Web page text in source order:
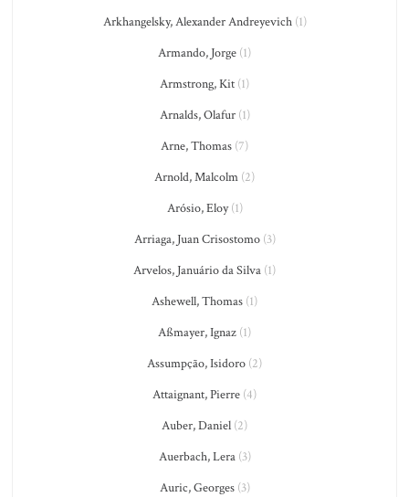
Arkhangelsky, Alexander Andreyevich(1)
Armando, Jorge (1)
Armstrong, Kit (1)
Arnalds, Olafur(1)
Arne, Thomas (7)
Arnold, Malcolm (2)
Arósio, Eloy(1)
Arriaga, Juan Crisostomo(3)
Arvelos, Januário da Silva (1)
Ashewell, Thomas (1)
Aßmayer, Ignaz (1)
Assumpção, Isidoro (2)
Attaignant, Pierre (4)
Auber, Daniel (2)
Auerbach, Lera(3)
Auric, Georges(3)